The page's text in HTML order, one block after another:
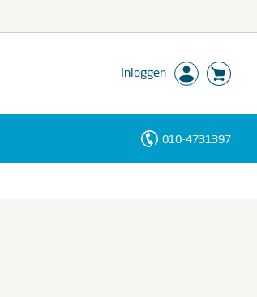
Inloggen
010-4731397